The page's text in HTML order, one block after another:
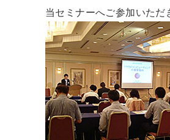
当セミナーへご参加いただ